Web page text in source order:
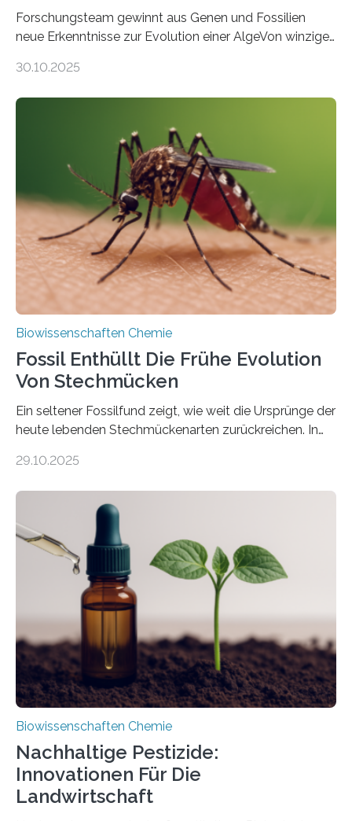
Forschungsteam gewinnt aus Genen und Fossilien
neue Erkenntnisse zur Evolution einer AlgeVon winzigen
Landpflanzen zählen zu den komplexesten
Grünalgen, die vor Hunderten von Millionen Jahren
lebten. Unter den Vorfahren sticht eine Gruppe heraus,
die noch heute in der Natur vorkommt: die
Süßwasseralge Coleochaetophyceae. Einige Arten
dieser Gruppe bilden aus Zellfäden dichte Geflechte
mit scheibenförmiger Gestalt. Was auffällig ist: Die
nächsten…
30.10.2025
Biowissenschaften Chemie
Fossil Enthüllt Die Frühe Evolution
Von Stechmücken
Ein seltener Fossilfund zeigt, wie weit die Ursprünge der
heute lebenden Stechmückenarten zurückreichen. In
Forschende die bisher älteste bekannte Stechmücken-
Region Kachin in Myanmar und hat sich in
ausgezeichnetem Zustand erhalten. Es konnte als neue
Art einer neuen Gattung beschrieben werden und trägt
nun den Namen Cretosabethes primaevus. Dieser erste
fossile Nachweis einer Stechmückenlarve in Bernstein
stellt gleichzeitig den ersten Fossilfund einer
Mückenlarve aus dem Mesozoikum dar, denn…
29.10.2025
Biowissenschaften Chemie
Nachhaltige Pestizide:
Innovationen Für Die
Landwirtschaft